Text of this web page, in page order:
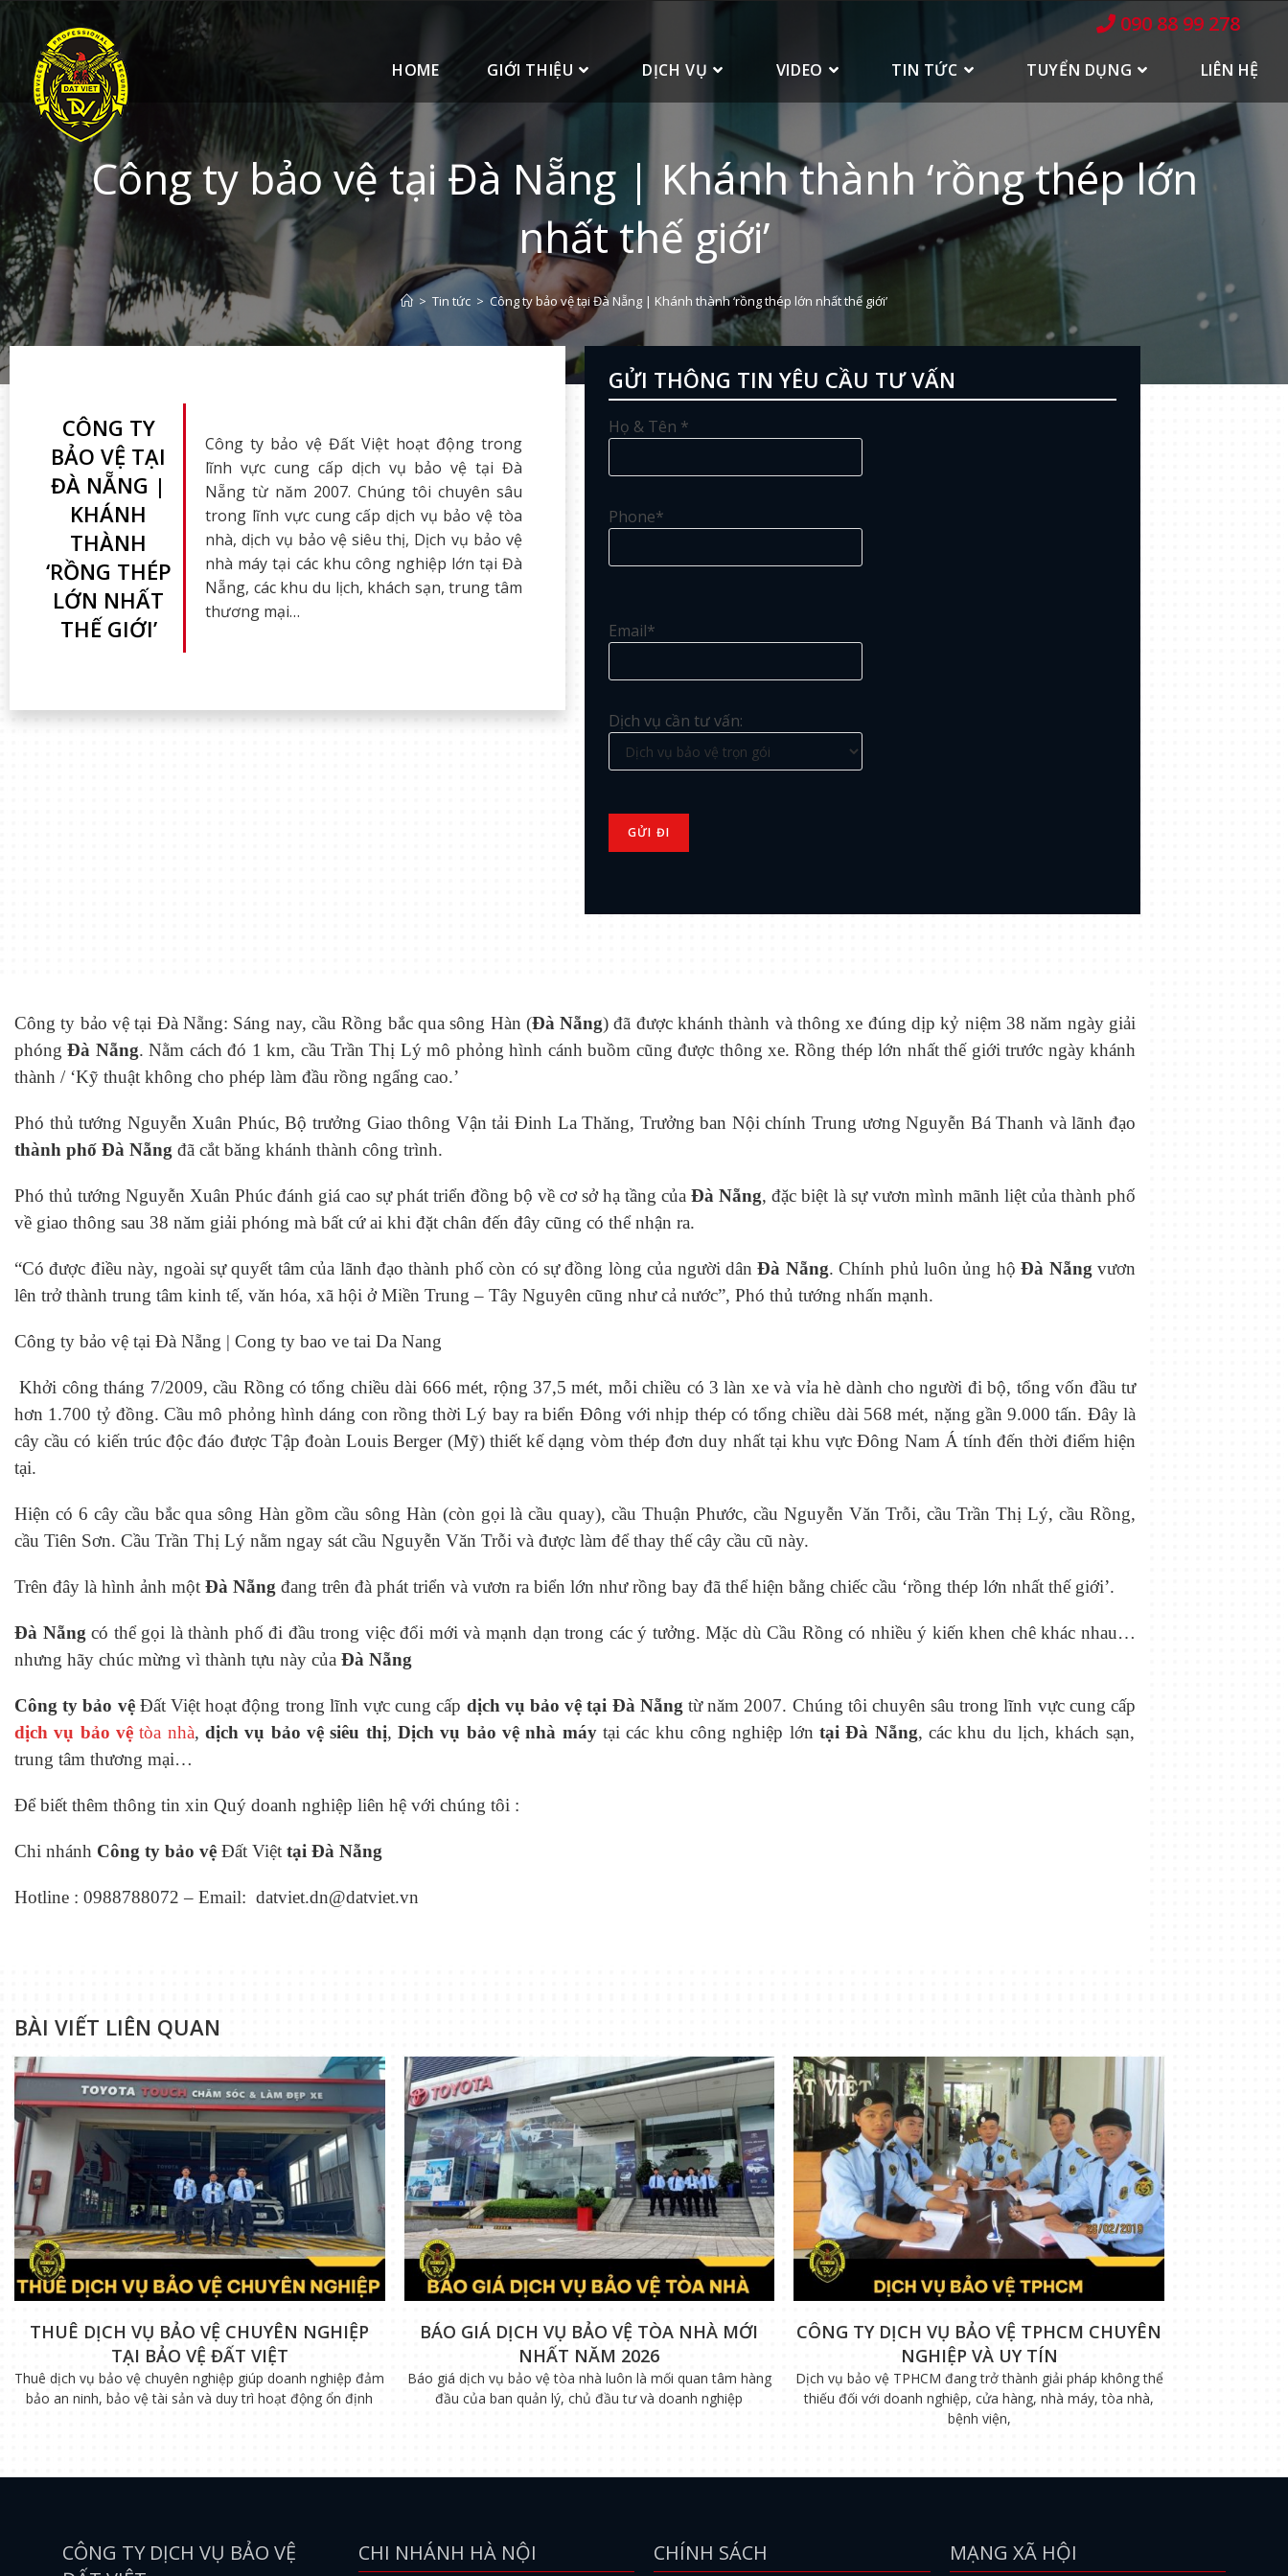
090 88 99 278
HOME GIỚI THIỆU DỊCH VỤ VIDEO TIN TỨC TUYỂN DỤNG LIÊN HỆ
Công ty bảo vệ tại Đà Nẵng | Khánh thành ‘rồng thép lớn
nhất thế giới’
> Tin tức > Công ty bảo vệ tại Đà Nẵng | Khánh thành ‘rồng thép lớn nhất thế giới’
CÔNG TY
BẢO VỆ TẠI
ĐÀ NẴNG |
KHÁNH
THÀNH
‘RỒNG THÉP
LỚN NHẤT
THẾ GIỚI’
Công ty bảo vệ Đất Việt hoạt động trong
lĩnh vực cung cấp dịch vụ bảo vệ tại Đà
Nẵng từ năm 2007. Chúng tôi chuyên sâu
trong lĩnh vực cung cấp dịch vụ bảo vệ tòa
nhà, dịch vụ bảo vệ siêu thị, Dịch vụ bảo vệ
nhà máy tại các khu công nghiệp lớn tại Đà
Nẵng, các khu du lịch, khách sạn, trung tâm
thương mại…
GỬI THÔNG TIN YÊU CẦU TƯ VẤN
Họ & Tên *
Phone*
Email*
Dịch vụ cần tư vấn:
Công ty bảo vệ tại Đà Nẵng: Sáng nay, cầu Rồng bắc qua sông Hàn (Đà Nẵng) đã được khánh thành và thông xe đúng dịp kỷ niệm 38 năm ngày giải
phóngĐà Nẵng. Nằm cách đó 1 km, cầu Trần Thị Lý mô phỏng hình cánh buồm cũng được thông xe. Rồng thép lớn nhất thế giới trước ngày khánh
thành / ‘Kỹ thuật không cho phép làm đầu rồng ngẩng cao.’
Phó thủ tướng Nguyễn Xuân Phúc, Bộ trưởng Giao thông Vận tải Đinh La Thăng, Trưởng ban Nội chính Trung ương Nguyễn Bá Thanh và lãnh đạo
thành phố Đà Nẵng đã cắt băng khánh thành công trình.
Phó thủ tướng Nguyễn Xuân Phúc đánh giá cao sự phát triển đồng bộ về cơ sở hạ tầng củaĐà Nẵng, đặc biệt là sự vươn mình mãnh liệt của thành phố
về giao thông sau 38 năm giải phóng mà bất cứ ai khi đặt chân đến đây cũng có thể nhận ra.
“Có được điều này, ngoài sự quyết tâm của lãnh đạo thành phố còn có sự đồng lòng của người dânĐà Nẵng. Chính phủ luôn ủng hộĐà Nẵng vươn
lên trở thành trung tâm kinh tế, văn hóa, xã hội ở Miền Trung – Tây Nguyên cũng như cả nước”, Phó thủ tướng nhấn mạnh.
Công ty bảo vệ tại Đà Nẵng | Cong ty bao ve tai Da Nang
Khởi công tháng 7/2009, cầu Rồng có tổng chiều dài 666 mét, rộng 37,5 mét, mỗi chiều có 3 làn xe và vỉa hè dành cho người đi bộ, tổng vốn đầu tư
hơn 1.700 tỷ đồng. Cầu mô phỏng hình dáng con rồng thời Lý bay ra biển Đông với nhịp thép có tổng chiều dài 568 mét, nặng gần 9.000 tấn. Đây là
cây cầu có kiến trúc độc đáo được Tập đoàn Louis Berger (Mỹ) thiết kế dạng vòm thép đơn duy nhất tại khu vực Đông Nam Á tính đến thời điểm hiện
tại.
Hiện có 6 cây cầu bắc qua sông Hàn gồm cầu sông Hàn (còn gọi là cầu quay), cầu Thuận Phước, cầu Nguyễn Văn Trỗi, cầu Trần Thị Lý, cầu Rồng,
cầu Tiên Sơn. Cầu Trần Thị Lý nằm ngay sát cầu Nguyễn Văn Trỗi và được làm để thay thế cây cầu cũ này.
Trên đây là hình ảnh một Đà Nẵng đang trên đà phát triển và vươn ra biển lớn như rồng bay đã thể hiện bằng chiếc cầu ‘rồng thép lớn nhất thế giới’.
Đà Nẵng có thể gọi là thành phố đi đầu trong việc đổi mới và mạnh dạn trong các ý tưởng. Mặc dù Cầu Rồng có nhiều ý kiến khen chê khác nhau…
nhưng hãy chúc mừng vì thành tựu này của Đà Nẵng
Công ty bảo vệĐất Việt hoạt động trong lĩnh vực cung cấp dịch vụ bảo vệ tại Đà Nẵng từ năm 2007. Chúng tôi chuyên sâu trong lĩnh vực cung cấp
dịch vụ bảo vệ tòa nhà,dịch vụ bảo vệ siêu thị,Dịch vụ bảo vệ nhà máytại các khu công nghiệp lớntạiĐà Nẵng, các khu du lịch, khách sạn,
trung tâm thương mại…
Để biết thêm thông tin xin Quý doanh nghiệp liên hệ với chúng tôi :
Chi nhánh Công ty bảo vệ Đất Việt tại Đà Nẵng
Hotline : 0988788072 – Email: datviet.dn@datviet.vn
BÀI VIẾT LIÊN QUAN
THUÊ DỊCH VỤ BẢO VỆ CHUYÊN NGHIỆP
TẠI BẢO VỆ ĐẤT VIỆT
Thuê dịch vụ bảo vệ chuyên nghiệp giúp doanh nghiệp đảm
bảo an ninh, bảo vệ tài sản và duy trì hoạt động ổn định
BÁO GIÁ DỊCH VỤ BẢO VỆ TÒA NHÀ MỚI
NHẤT NĂM 2026
Báo giá dịch vụ bảo vệ tòa nhà luôn là mối quan tâm hàng
đầu của ban quản lý, chủ đầu tư và doanh nghiệp
CÔNG TY DỊCH VỤ BẢO VỆ TPHCM CHUYÊN
NGHIỆP VÀ UY TÍN
Dịch vụ bảo vệ TPHCM đang trở thành giải pháp không thể
thiếu đối với doanh nghiệp, cửa hàng, nhà máy, tòa nhà,
bệnh viện,
CÔNG TY DỊCH VỤ BẢO VỆ
CHI NHÁNH HÀ NỘI CHÍNH SÁCH MẠNG XÃ HỘI